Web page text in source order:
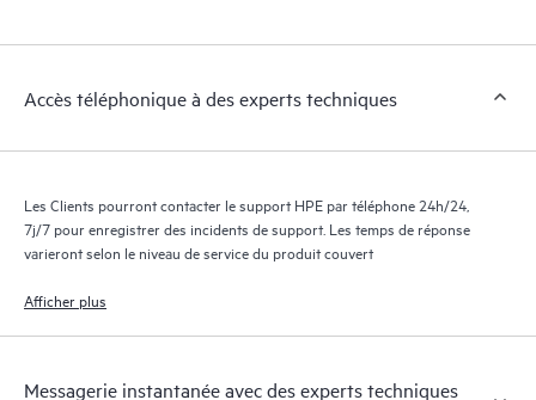
les différents produits installés dans leur environnement et en
nouveaux outils en libre-service permettent aux Clients
donne accès à des ressources HPE qui favoriseront l’excellence
opérationnelle et l’optimisation des performances de la
Accès téléphonique à des experts techniques
Les Clients pourront contacter le support HPE par téléphone 24h/24,
7j/7 pour enregistrer des incidents de support. Les temps de réponse
varieront selon le niveau de service du produit couvert
Afficher plus
Messagerie instantanée avec des experts techniques